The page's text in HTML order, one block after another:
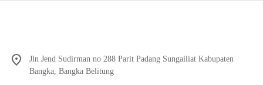
Jln Jend Sudirman no 288 Parit Padang Sungailiat Kabupaten
Bangka, Bangka Belitung